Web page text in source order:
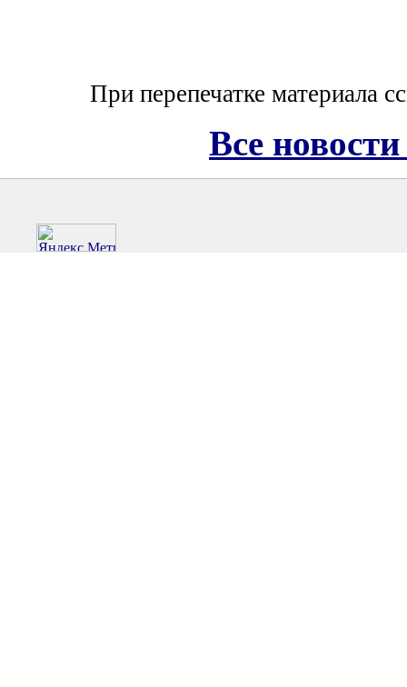
При перепечатке материала
Все